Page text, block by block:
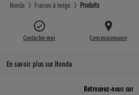
Honda Fraises à neige Produits
Contactez-moi Concessionnaire
En savoir plus sur Honda
Retrouvez-nous sur